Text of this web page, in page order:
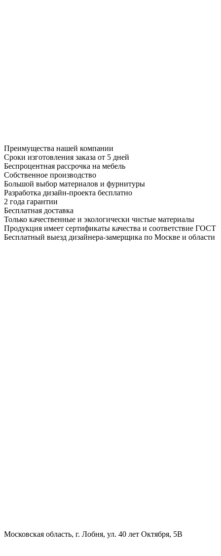
Преимущества нашей компании
Сроки изготовления заказа от 5 дней
Беспроцентная рассрочка на мебель
Собственное производство
Большой выбор материалов и фурнитуры
Разработка дизайн-проекта бесплатно
2 года гарантии
Бесплатная доставка
Только качественные и экологически чистые материалы
Продукция имеет сертификаты качества и соответствие ГОСТ
Бесплатный выезд дизайнера-замерщика по Москве и области
Московская область, г. Лобня, ул. 40 лет Октября, 5В